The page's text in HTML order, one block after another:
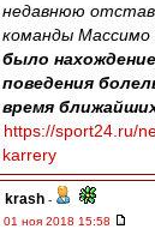
недавнюю
команды Массимо
было
поведения
время
https://sport24.ru/
karrery
krash -
01 ноя 2018 15:58